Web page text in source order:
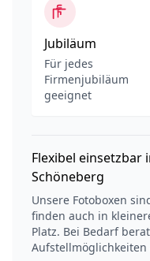
Jubiläum
Für jedes
Firmenjubiläum
geeignet
Flexibel einsetzbar
Schöneberg
Unsere Fotoboxen
finden auch in
Platz. Bei Bedarf